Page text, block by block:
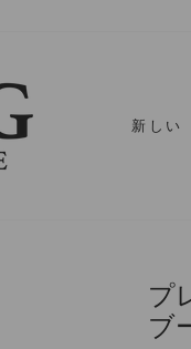
新しい
プ
ブ